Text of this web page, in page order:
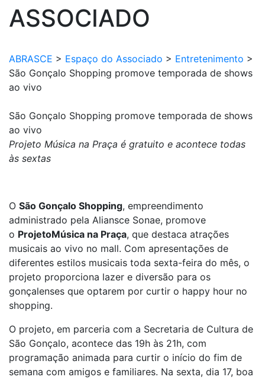
ASSOCIADO
ABRASCE > Espaço do Associado > Entretenimento >
São Gonçalo Shopping promove temporada de shows
ao vivo
São Gonçalo Shopping promove temporada de shows
ao vivo
Projeto Música na Praça é gratuito e acontece todas
às sextas
O São Gonçalo Shopping, empreendimento
administrado pela Aliansce Sonae, promove
o ProjetoMúsica na Praça, que destaca atrações
musicais ao vivo no mall. Com apresentações de
diferentes estilos musicais toda sexta-feira do mês, o
projeto proporciona lazer e diversão para os
gonçalenses que optarem por curtir o happy hour no
shopping.
O projeto, em parceria com a Secretaria de Cultura de
São Gonçalo, acontece das 19h às 21h, com
programação animada para curtir o início do fim de
semana com amigos e familiares. Na sexta, dia 17, boa